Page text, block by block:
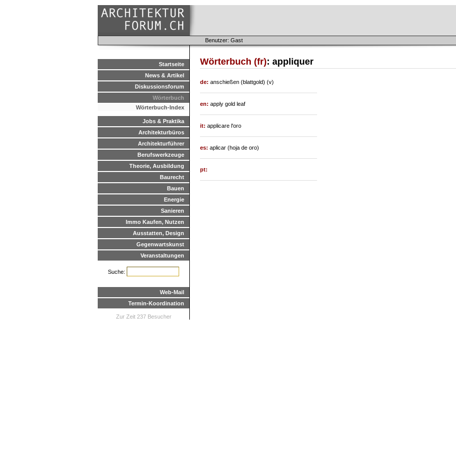
Benutzer: Gast
Startseite
News & Artikel
Diskussionsforum
Wörterbuch
Wörterbuch-Index
Jobs & Praktika
Architekturbüros
Architekturführer
Berufswerkzeuge
Theorie, Ausbildung
Baurecht
Bauen
Energie
Sanieren
Immo Kaufen, Nutzen
Ausstatten, Design
Gegenwartskunst
Veranstaltungen
Suche:
Web-Mail
Termin-Koordination
Zur Zeit 237 Besucher
Wörterbuch (fr): appliquer
de: anschießen (blattgold) (v)
en: apply gold leaf
it: applicare l'oro
es: aplicar (hoja de oro)
pt: